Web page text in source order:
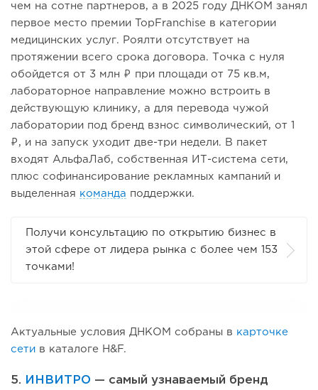
чем на сотне партнеров, а в 2025 году ДНКОМ занял
первое место премии TopFranchise в категории
медицинских услуг. Роялти отсутствует на
протяжении всего срока договора. Точка с нуля
обойдется от 3 млн ₽ при площади от 75 кв.м,
лабораторное направление можно встроить в
действующую клинику, а для перевода чужой
лаборатории под бренд взнос символический, от 1
₽, и на запуск уходит две-три недели. В пакет
входят АльфаЛаб, собственная ИТ-система сети,
плюс софинансирование рекламных кампаний и
выделенная команда поддержки.
Получи консультацию по открытию бизнес в
этой сфере от лидера рынка с более чем 153
точками!
Актуальные условия ДНКОМ собраны в карточке
сети в каталоге H&F.
5. ИНВИТРО — самый узнаваемый бренд